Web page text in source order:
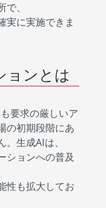
、
実に実施できま
ョンとは
要求の厳しいア
の初期段階にあ
生成AIは、
ションへの普及
性も拡大してお